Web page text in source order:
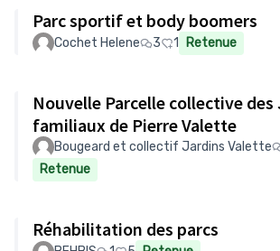
Parc sportif et body boomers
Cochet Helene 3 1 Retenue
Nouvelle Parcelle collective des
familiaux de Pierre Valette
Bougeard et collectif Jardins Valette
Retenue
Réhabilitation des parcs